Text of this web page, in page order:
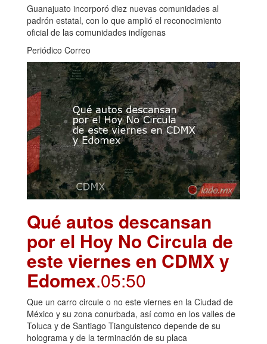
Guanajuato incorporó diez nuevas comunidades al
padrón estatal, con lo que amplió el reconocimiento
oficial de las comunidades indígenas
Periódico Correo
Qué autos descansan
por el Hoy No Circula de
este viernes en CDMX y
Edomex.05:50
Que un carro circule o no este viernes en la Ciudad de
México y su zona conurbada, así como en los valles de
Toluca y de Santiago Tianguistenco depende de su
holograma y de la terminación de su placa